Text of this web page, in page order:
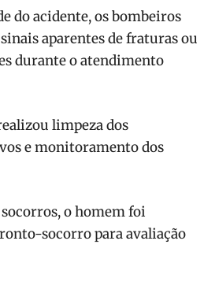
do acidente, os bombeiros
aparentes de fraturas ou
durante o atendimento
limpeza dos
e monitoramento dos
o homem foi
socorro para avaliação